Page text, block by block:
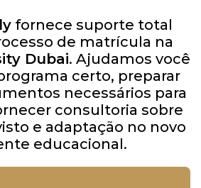
fornece suporte total
de matrícula na
Dubai. Ajudamos você
certo, preparar
necessários para
consultoria sobre
e adaptação no novo
educacional.